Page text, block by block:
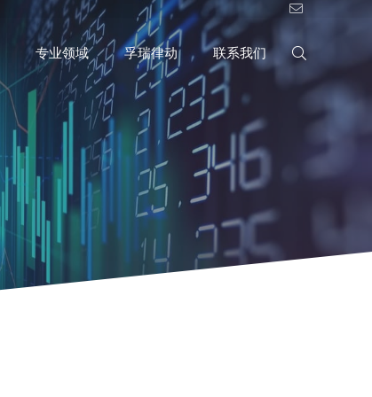
专业领域 孚瑞律动 联系我们